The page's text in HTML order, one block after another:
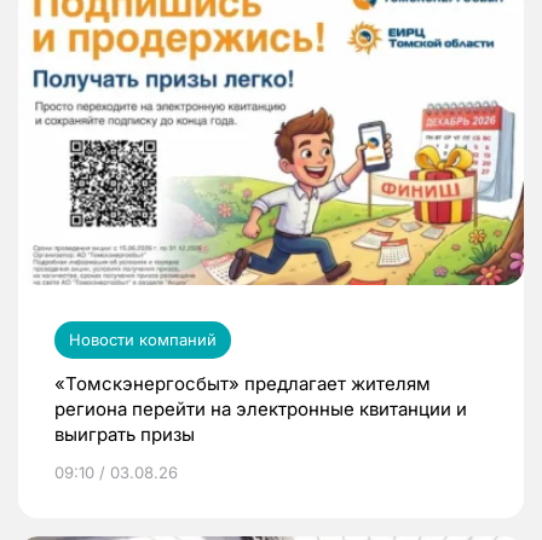
Новости компаний
«Томскэнергосбыт» предлагает жителям
региона перейти на электронные квитанции и
выиграть призы
09:10 / 03.08.26